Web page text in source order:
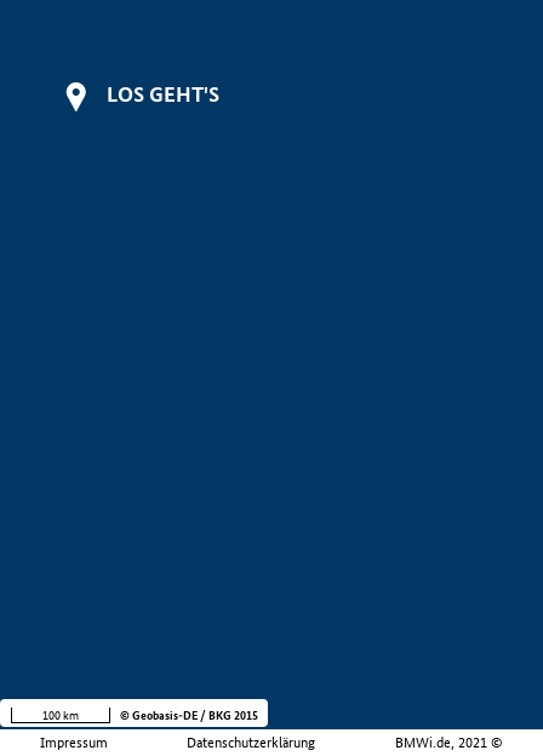
LOS GEHT'S
Impressum Datenschutzerklärung BMWi.de, 2021 ©
100 km © Geobasis-DE / BKG 2015